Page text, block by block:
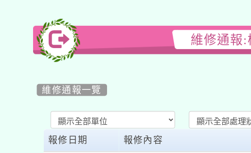
維修通報:
維修通報一覽
Repair
報修日期 報修內容